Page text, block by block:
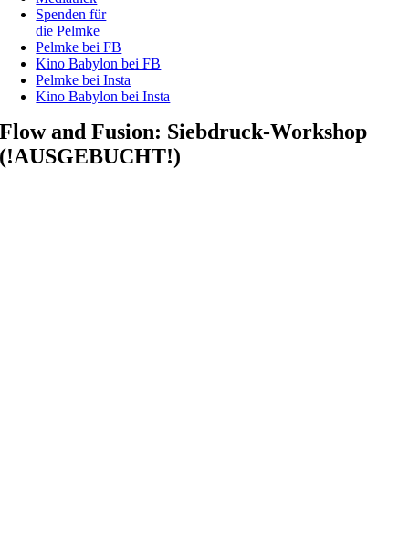
Spenden für
die Pelmke
Pelmke bei FB
Kino Babylon bei FB
Pelmke bei Insta
Kino Babylon bei Insta
Flow and Fusion: Siebdruck-Workshop
(!AUSGEBUCHT!)